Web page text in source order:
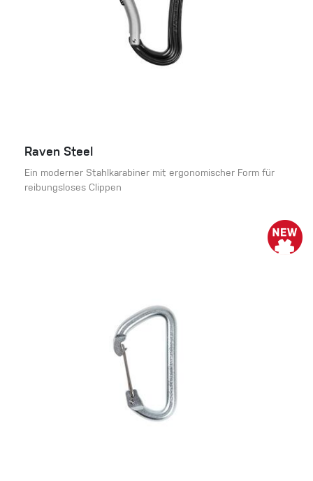
Raven Steel
Ein moderner Stahlkarabiner mit ergonomischer Form für
reibungsloses Clippen